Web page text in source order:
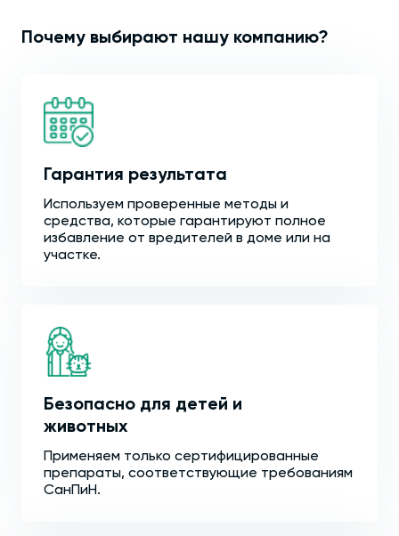
Почему выбирают нашу компанию?
Гарантия результата
Используем проверенные методы и
средства, которые гарантируют полное
избавление от вредителей в доме или на
участке.
Безопасно для детей и
животных
Применяем только сертифицированные
препараты, соответствующие требованиям
СанПиН.